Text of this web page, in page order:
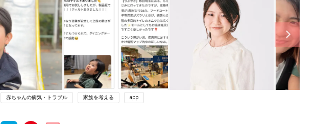
赤ちゃんの病気・トラブル 家族を考える app